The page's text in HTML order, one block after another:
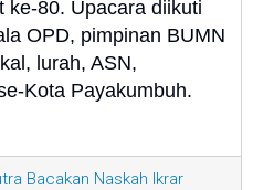
ke-80. Upacara diikuti
OPD, pimpinan BUMN
lurah, ASN,
Kota Payakumbuh.
Bacakan Naskah Ikrar